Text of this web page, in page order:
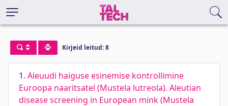
Kirjeid leitud: 8
1. Aleuudi haiguse esinemise kontrollimine
Euroopa naaritsatel (Mustela lutreola). Aleutian
disease screening in European mink (Mustela